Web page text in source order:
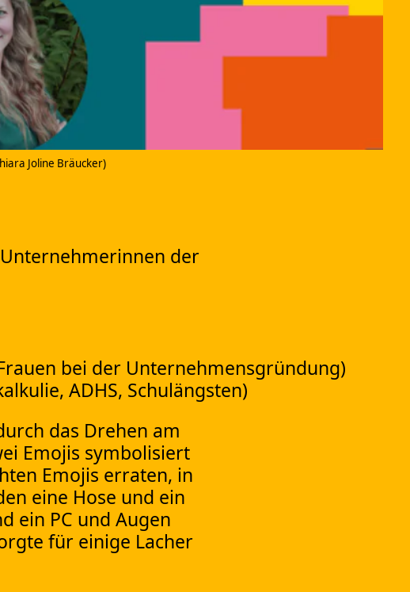
Joline Bräucker)
der
bei der Unternehmensgründung)
ADHS, Schulängsten)
das Drehen am
Emojis symbolisiert
Emojis erraten, in
eine Hose und ein
ein PC und Augen
für einige Lacher